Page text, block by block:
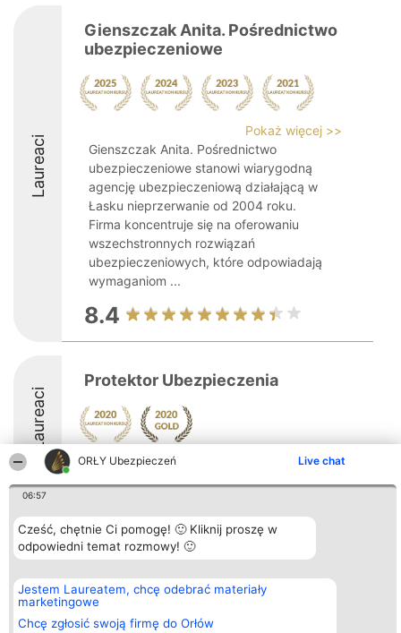
ORŁY Ubezpieczeń Live chat
06:57
Cześć, chętnie Ci pomogę! 🙂 Kliknij proszę w
odpowiedni temat rozmowy! 🙂
Jestem Laureatem, chcę odebrać materiały
marketingowe
Chcę zgłosić swoją firmę do Orłów
Laureaci
Gienszczak Anita. Pośrednictwo
ubezpieczeniowe
Pokaż więcej >>
Gienszczak Anita. Pośrednictwo
ubezpieczeniowe stanowi wiarygodną
agencję ubezpieczeniową działającą w
Łasku nieprzerwanie od 2004 roku.
Firma koncentruje się na oferowaniu
wszechstronnych rozwiązań
ubezpieczeniowych, które odpowiadają
wymaganiom ...
8.4
Laureaci
Protektor Ubezpieczenia
Organizator plebiscytu
Bright Side Solutions sp. z o.
o. sp. k.
Wrocław 50-079
KRS 0000749100 | Regon
381313360 | NIP 8943132676
+48 508 492 400
Plebiscyt
Laureaci
Lista
Laureatów
Zasady
Polityka
Kontakt